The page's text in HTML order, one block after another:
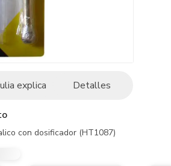
explica Detalles
con dosificador (HT1087)